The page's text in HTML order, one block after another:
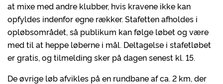
at mixe med andre klubber, hvis kravene ikke kan
opfyldes indenfor egne rækker. Stafetten afholdes i
opløbsområdet, så publikum kan følge løbet og være
med til at heppe løberne i mål. Deltagelse i stafetløbet
er gratis, og tilmelding sker på dagen senest kl. 15.
De øvrige løb afvikles på en rundbane af ca. 2 km, der